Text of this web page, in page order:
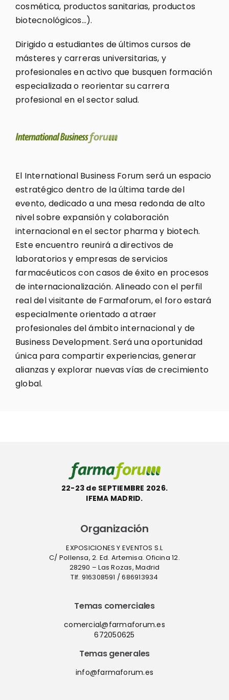
cosmética, productos sanitarias, productos
biotecnológicos…).
Dirigido a estudiantes de últimos cursos de
másteres y carreras universitarias, y
profesionales en activo que busquen formación
especializada o reorientar su carrera
profesional en el sector salud.
El International Business Forum será un espacio
estratégico dentro de la última tarde del
evento, dedicado a una mesa redonda de alto
nivel sobre expansión y colaboración
internacional en el sector pharma y biotech.
Este encuentro reunirá a directivos de
laboratorios y empresas de servicios
farmacéuticos con casos de éxito en procesos
de internacionalización. Alineado con el perfil
real del visitante de Farmaforum, el foro estará
especialmente orientado a atraer
profesionales del ámbito internacional y de
Business Development. Será una oportunidad
única para compartir experiencias, generar
alianzas y explorar nuevas vías de crecimiento
global.
22-23 de SEPTIEMBRE 2026.
IFEMA MADRID.
Organización
EXPOSICIONES Y EVENTOS S.L
C/ Pollensa, 2. Ed. Artemisa. Oficina 12.
28290 – Las Rozas, Madrid
Tlf. 916308591 / 686913934
Temas comerciales
comercial@farmaforum.es
672050625
Temas generales
info@farmaforum.es